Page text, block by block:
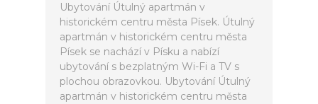
Ubytování Útulný apartmán v
historickém centru města Písek. Útulný
apartmán v historickém centru města
Písek se nachází v Písku a nabízí
ubytování s bezplatným Wi-Fi a TV s
plochou obrazovkou. Ubytování Útulný
apartmán v historickém centru města